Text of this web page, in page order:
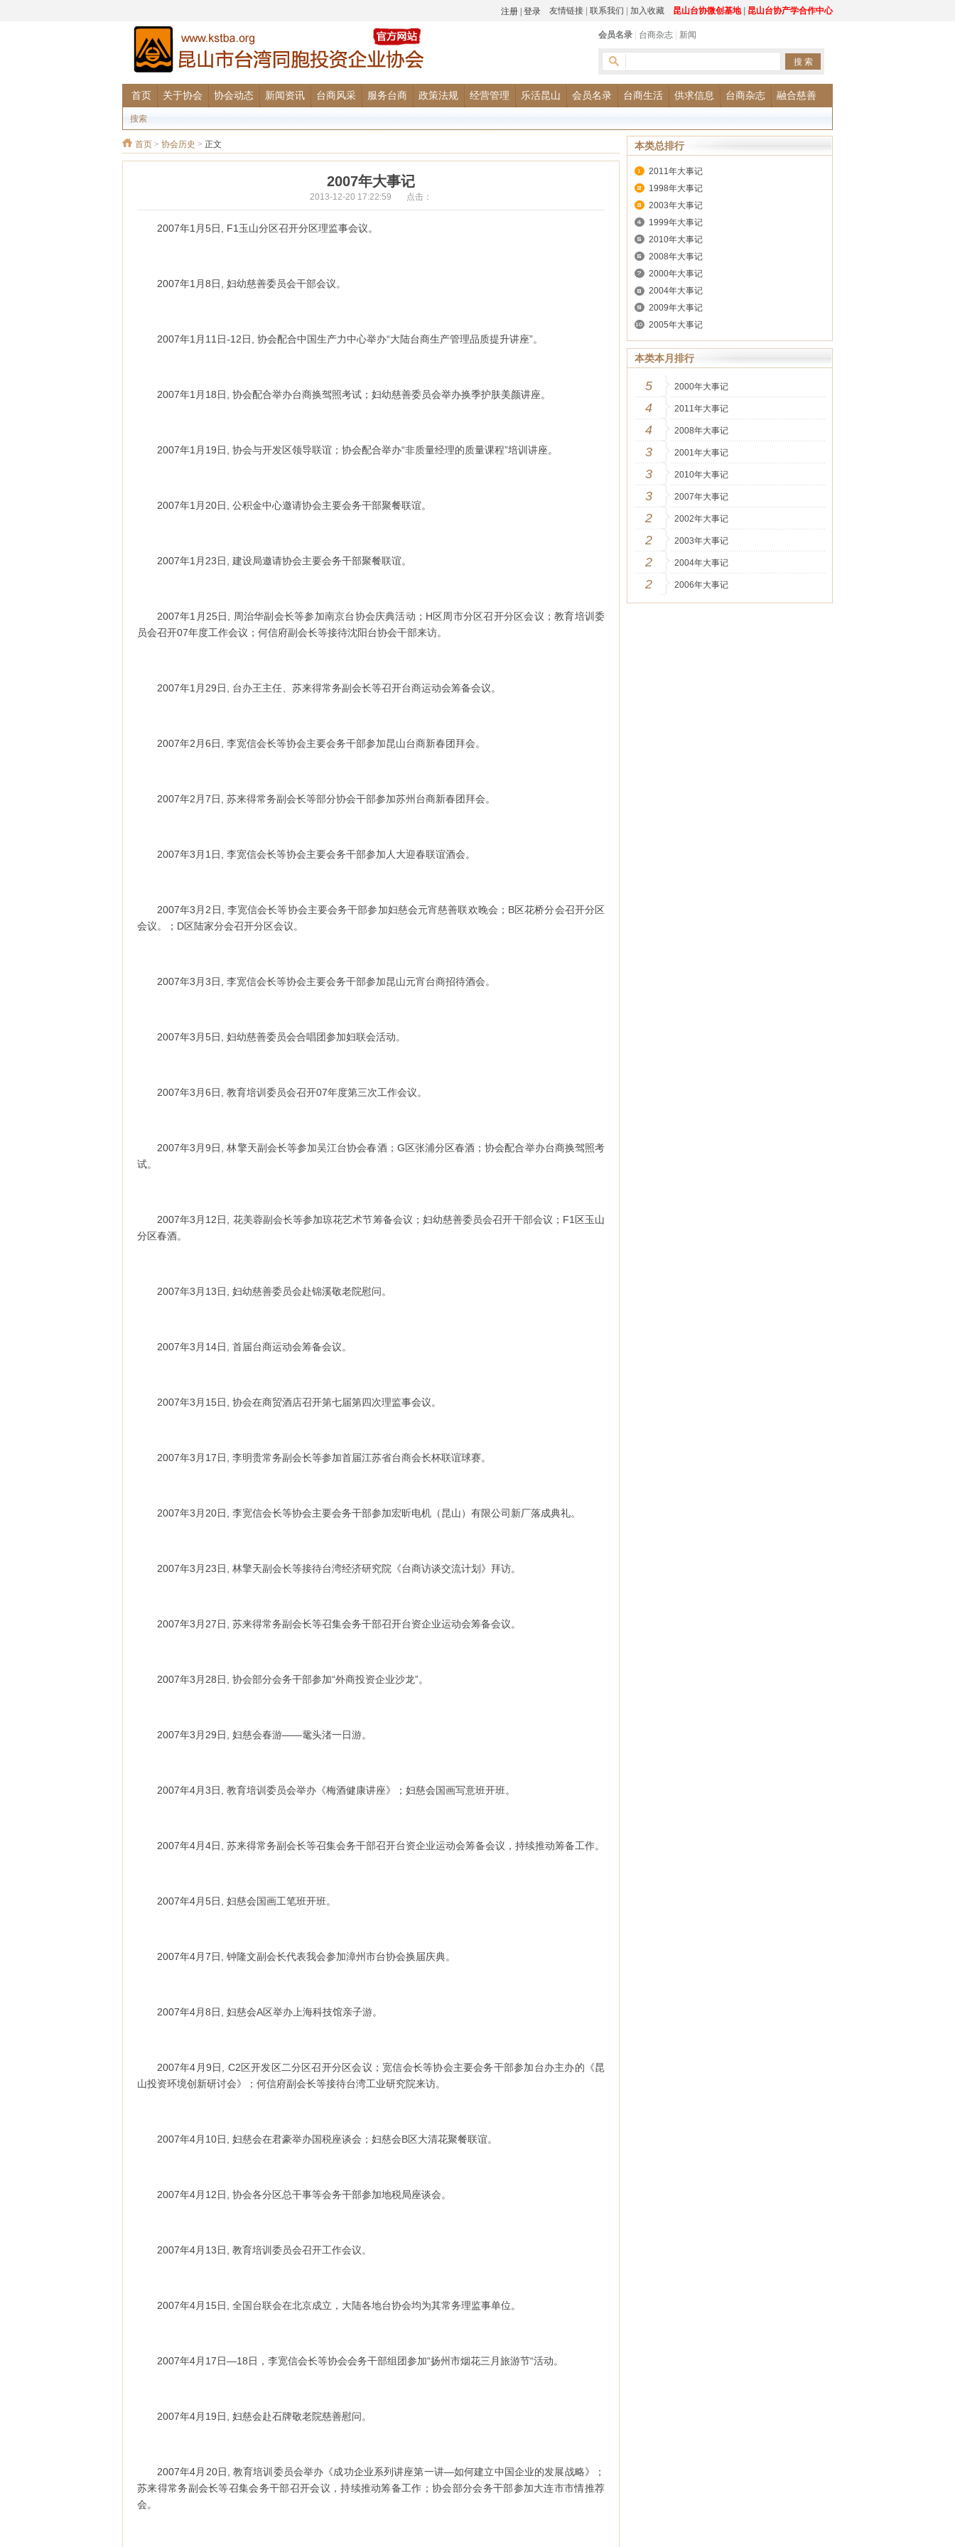
昆山台协微创基地| 昆山台协产学合作中心
友情链接 联系我们 加入收藏
会员名录 台商杂志 新闻
首页 关于协会 协会动态 新闻资讯 台商风采 服务台商 政策法规 经营管理 乐活昆山 会员名录 台商生活 供求信息 台商杂志 融合慈善
搜索
首页 > 协会历史 > 正文
2007年大事记
2013-12-20 17:22:59 点击：
2007年1月5日, F1玉山分区召开分区理监事会议。
2007年1月8日, 妇幼慈善委员会干部会议。
2007年1月11日-12日, 协会配合中国生产力中心举办“大陆台商生产管理品质提升讲座”。
2007年1月18日, 协会配合举办台商换驾照考试；妇幼慈善委员会举办换季护肤美颜讲座。
2007年1月19日, 协会与开发区领导联谊；协会配合举办“非质量经理的质量课程”培训讲座。
2007年1月20日, 公积金中心邀请协会主要会务干部聚餐联谊。
2007年1月23日, 建设局邀请协会主要会务干部聚餐联谊。
2007年1月25日, 周治华副会长等参加南京台协会庆典活动；H区周市分区召开分区会议；教育培训委
员会召开07年度工作会议；何信府副会长等接待沈阳台协会干部来访。
2007年1月29日, 台办王主任、苏来得常务副会长等召开台商运动会筹备会议。
2007年2月6日, 李宽信会长等协会主要会务干部参加昆山台商新春团拜会。
2007年2月7日, 苏来得常务副会长等部分协会干部参加苏州台商新春团拜会。
2007年3月1日, 李宽信会长等协会主要会务干部参加人大迎春联谊酒会。
2007年3月2日, 李宽信会长等协会主要会务干部参加妇慈会元宵慈善联欢晚会；B区花桥分会召开分区
会议。；D区陆家分会召开分区会议。
2007年3月3日, 李宽信会长等协会主要会务干部参加昆山元宵台商招待酒会。
2007年3月5日, 妇幼慈善委员会合唱团参加妇联会活动。
2007年3月6日, 教育培训委员会召开07年度第三次工作会议。
2007年3月9日, 林擎天副会长等参加吴江台协会春酒；G区张浦分区春酒；协会配合举办台商换驾照考
试。
2007年3月12日, 花美蓉副会长等参加琼花艺术节筹备会议；妇幼慈善委员会召开干部会议；F1区玉山
分区春酒。
2007年3月13日, 妇幼慈善委员会赴锦溪敬老院慰问。
2007年3月14日, 首届台商运动会筹备会议。
2007年3月15日, 协会在商贸酒店召开第七届第四次理监事会议。
2007年3月17日, 李明贵常务副会长等参加首届江苏省台商会长杯联谊球赛。
2007年3月20日, 李宽信会长等协会主要会务干部参加宏昕电机（昆山）有限公司新厂落成典礼。
2007年3月23日, 林擎天副会长等接待台湾经济研究院《台商访谈交流计划》拜访。
2007年3月27日, 苏来得常务副会长等召集会务干部召开台资企业运动会筹备会议。
2007年3月28日, 协会部分会务干部参加“外商投资企业沙龙”。
2007年3月29日, 妇慈会春游——鼋头渚一日游。
2007年4月3日, 教育培训委员会举办《梅酒健康讲座》；妇慈会国画写意班开班。
2007年4月4日, 苏来得常务副会长等召集会务干部召开台资企业运动会筹备会议，持续推动筹备工作。
2007年4月5日, 妇慈会国画工笔班开班。
2007年4月7日, 钟隆文副会长代表我会参加漳州市台协会换届庆典。
2007年4月8日, 妇慈会A区举办上海科技馆亲子游。
2007年4月9日, C2区开发区二分区召开分区会议；宽信会长等协会主要会务干部参加台办主办的《昆
山投资环境创新研讨会》；何信府副会长等接待台湾工业研究院来访。
2007年4月10日, 妇慈会在君豪举办国税座谈会；妇慈会B区大清花聚餐联谊。
2007年4月12日, 协会各分区总干事等会务干部参加地税局座谈会。
2007年4月13日, 教育培训委员会召开工作会议。
2007年4月15日, 全国台联会在北京成立，大陆各地台协会均为其常务理监事单位。
2007年4月17日—18日，李宽信会长等协会会务干部组团参加“扬州市烟花三月旅游节“活动。
2007年4月19日, 妇慈会赴石牌敬老院慈善慰问。
2007年4月20日, 教育培训委员会举办《成功企业系列讲座第一讲—如何建立中国企业的发展战略》；
苏来得常务副会长等召集会务干部召开会议，持续推动筹备工作；协会部分会务干部参加大连市市情推荐
会。
本类总排行
2011年大事记
1998年大事记
2003年大事记
1999年大事记
2010年大事记
2008年大事记
2000年大事记
2004年大事记
2009年大事记
2005年大事记
本类本月排行
5 2000年大事记
4 2011年大事记
4 2008年大事记
3 2001年大事记
3 2010年大事记
3 2007年大事记
2 2002年大事记
2 2003年大事记
2 2004年大事记
2 2006年大事记